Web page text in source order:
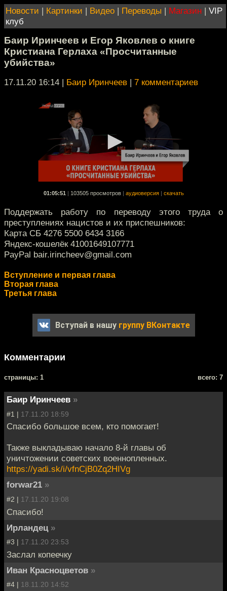
Новости | Картинки | Видео | Переводы | Магазин | VIP
клуб
Баир Иринчеев и Егор Яковлев о книге
Кристиана Герлаха «Просчитанные
убийства»
17.11.20 16:14 | Баир Иринчеев | 7 комментариев
01:05:51 103505 просмотров аудиоверсия скачать
Поддержать работу по переводу этого труда о
преступлениях нацистов и их приспешников:
Карта СБ 4276 5500 6434 3166
Яндекс-кошелёк 41001649107771
PayPal bair.irincheev@gmail.com
Вступление и первая глава
Вторая глава
Третья глава
Вступай в нашу группу ВКонтакте
Комментарии
cтраницы: 1 всего: 7
Баир Иринчеев »
#1 | 17.11.20 18:59
Спасибо большое всем, кто помогает!
Также выкладываю начало 8-й главы об
уничтожении советских военнопленных.
https://yadi.sk/i/vfnCjB0Zq2HIVg
forwar21 »
#2 | 17.11.20 19:08
Спасибо!
Ирландец »
#3 | 17.11.20 23:53
Заслал копеечку
Иван Красноцветов »
#4 | 18.11.20 14:52